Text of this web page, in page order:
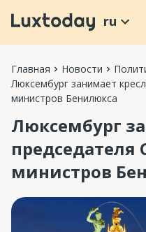
ru
Главная Новости
Люксембург занимает
министров Бенилюкса
Люксембург
председателя
министров